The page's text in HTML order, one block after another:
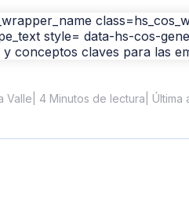
Valle | 4 Minutos de lectura |